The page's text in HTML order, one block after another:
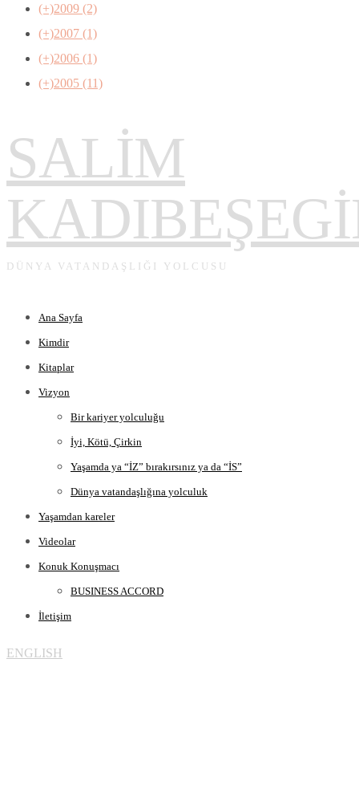
(+)2009 (2)
(+)2007 (1)
(+)2006 (1)
(+)2005 (11)
SALİM
DÜNYA VATANDAŞLIĞI YOLCUSU
Ana Sayfa
Kimdir
Kitaplar
Vizyon
Bir kariyer yolculuğu
İyi, Kötü, Çirkin
Yaşamda ya “İZ” bırakırsınız ya da “İS”
Dünya vatandaşlığına yolculuk
Yaşamdan kareler
Videolar
Konuk Konuşmacı
BUSINESS ACCORD
İletişim
ENGLISH